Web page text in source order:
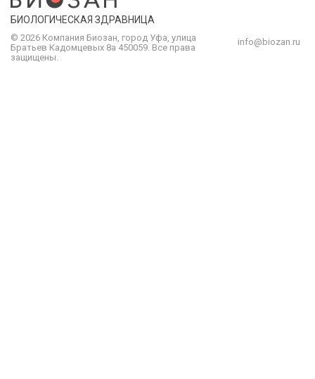
БИОЛОГИЧЕСКАЯ ЗДРАВНИЦА
© 2026 Компания Биозан, город Уфа, улица
Братьев Кадомцевых 8а 450059. Все права
защищены.
info@biozan.ru